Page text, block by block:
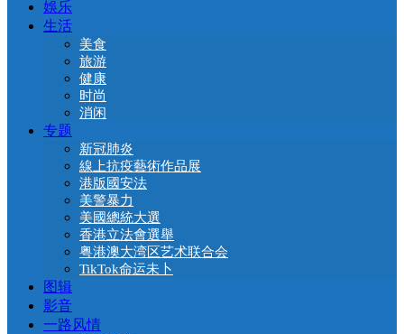
娛乐
生活
美食
旅游
健康
时尚
消闲
专题
新冠肺炎
線上抗疫藝術作品展
港版國安法
美警暴力
美國總統大選
香港立法會選舉
粤港澳大湾区艺术联合会
TikTok命运未卜
图辑
影音
一路风情